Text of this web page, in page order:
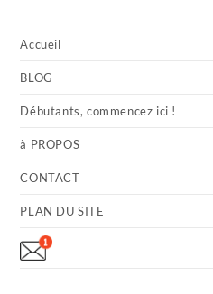
Accueil
BLOG
Débutants, commencez ici !
à PROPOS
CONTACT
PLAN DU SITE